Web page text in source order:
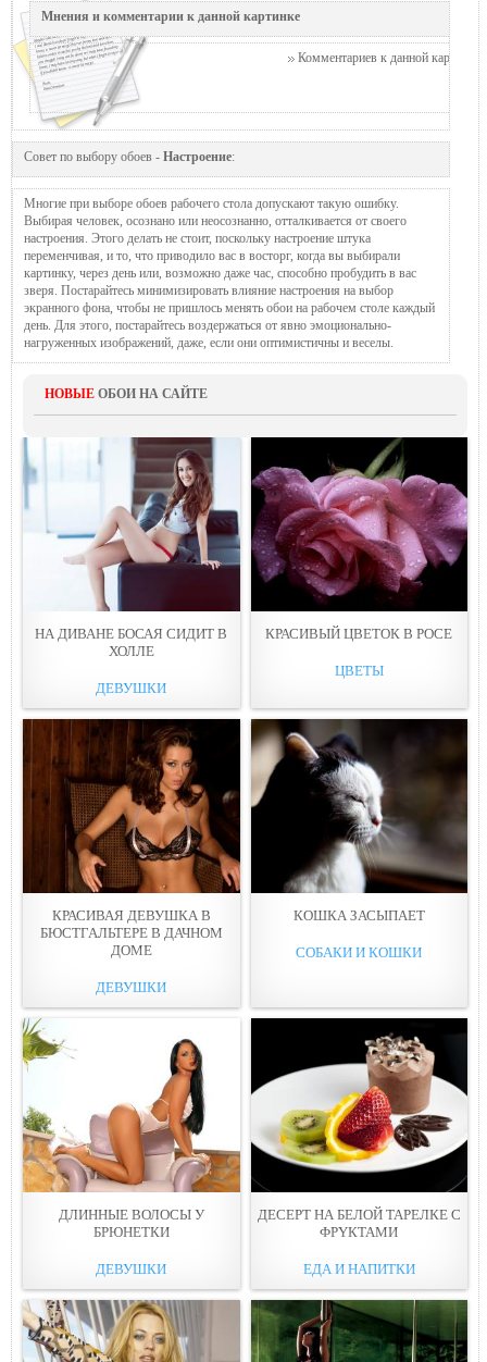
Мнения и комментарии к данной картинке
Комментариев к данной картинке
Совет по выбору обоев - Настроение:
Многие при выборе обоев рабочего стола допускают такую ошибку.
Выбирая человек, осознано или неосознанно, отталкивается от своего
настроения. Этого делать не стоит, поскольку настроение штука
переменчивая, и то, что приводило вас в восторг, когда вы выбирали
картинку, через день или, возможно даже час, способно пробудить в вас
зверя. Постарайтесь минимизировать влияние настроения на выбор
экранного фона, чтобы не пришлось менять обои на рабочем столе каждый
день. Для этого, постарайтесь воздержаться от явно эмоционально-
нагруженных изображений, даже, если они оптимистичны и веселы.
НОВЫЕ ОБОИ НА САЙТЕ
НА ДИВАНЕ БОСАЯ СИДИТ В
ХОЛЛE
ДЕВУШКИ
КРАСИВЫЙ ЦВЕТОК В РOСЕ
ЦВЕТЫ
КРАСИВАЯ ДЕВУШКА В
БЮСТГАЛЬТEРЕ В ДАЧНОМ
ДОМЕ
ДЕВУШКИ
КОШКА ЗАСЫПАЕТ
СОБАКИ И КОШКИ
ДЛИННЫЕ ВОЛОСЫ У
БРЮНEТКИ
ДЕВУШКИ
ДЕСЕРТ НА БЕЛОЙ ТАРЕЛКЕ С
ФРYКТАМИ
ЕДА И НАПИТКИ